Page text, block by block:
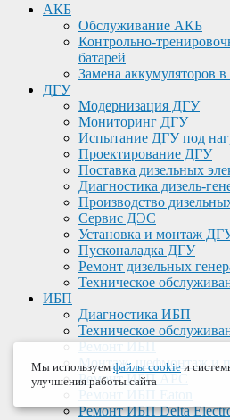
АКБ
Обслуживание АКБ
Контрольно-
батарей
Замена аккумуляторов
ДГУ
Модернизация ДГУ
Мониторинг ДГУ
Испытание ДГУ под
Проектирование ДГУ
Поставка дизельных
Диагностика дизель-
Производство
Сервис ДЭС
Установка и монтаж
Пусконаладка ДГУ
Ремонт дизельных
Техническое
ИБП
Диагностика ИБП
Техническое
Ремонт ИБП
Монтаж, шефмонтаж и
Ремонт ИБП APC
Ремонт ИБП Delta
Мы используем файлы cookie и
улучшения работы сайта